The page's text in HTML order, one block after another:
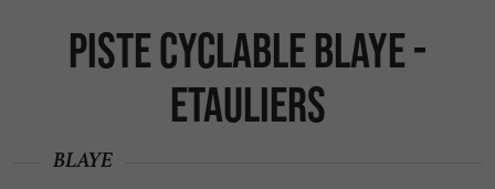
Piste cyclable Blaye -
Etauliers
BLAYE